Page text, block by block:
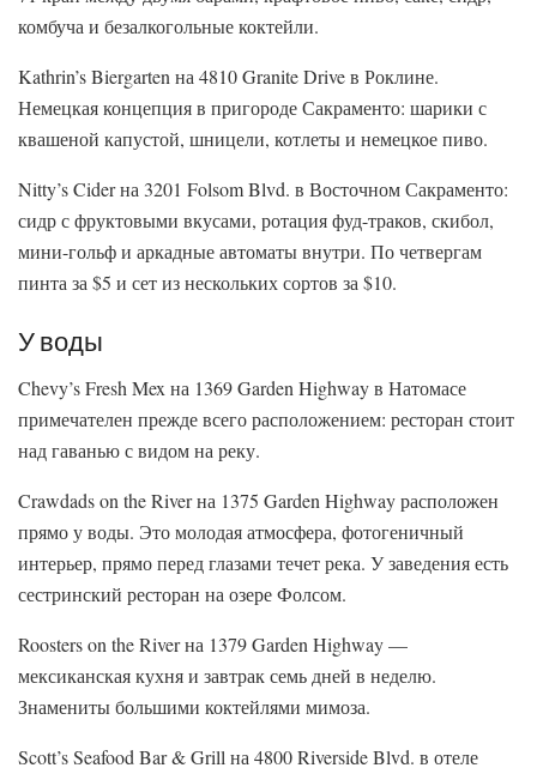
комбуча и безалкогольные коктейли.
Kathrin’s Biergarten на 4810 Granite Drive в Роклине.
Немецкая концепция в пригороде Сакраменто: шарики с
квашеной капустой, шницели, котлеты и немецкое пиво.
Nitty’s Cider на 3201 Folsom Blvd. в Восточном Сакраменто:
сидр с фруктовыми вкусами, ротация фуд-траков, скибол,
мини-гольф и аркадные автоматы внутри. По четвергам
пинта за $5 и сет из нескольких сортов за $10.
У воды
Chevy’s Fresh Mex на 1369 Garden Highway в Натомасе
примечателен прежде всего расположением: ресторан стоит
над гаванью с видом на реку.
Crawdads on the River на 1375 Garden Highway расположен
прямо у воды. Это молодая атмосфера, фотогеничный
интерьер, прямо перед глазами течет река. У заведения есть
сестринский ресторан на озере Фолсом.
Roosters on the River на 1379 Garden Highway —
мексиканская кухня и завтрак семь дней в неделю.
Знамениты большими коктейлями мимоза.
Scott’s Seafood Bar & Grill на 4800 Riverside Blvd. в отеле